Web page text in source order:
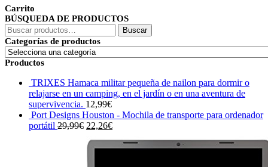
Carrito
BÚSQUEDA DE PRODUCTOS
Buscar
por:
Buscar
Categorías de productos
Productos
TRIXES Hamaca militar pequeña de nailon para dormir o
relajarse en un camping, en el jardín o en una aventura de
supervivencia. 12,99€
Port Designs Houston - Mochila de transporte para ordenador
portátil 29,99€ El
original
22,26€El
actual